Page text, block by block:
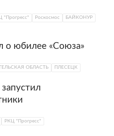
"Прогресс" Роскосмос
БАЙКОНУР
о юбилее «Союза»
ОБЛАСТЬ ПЛЕСЕЦК
РКЦ "Прогресс"